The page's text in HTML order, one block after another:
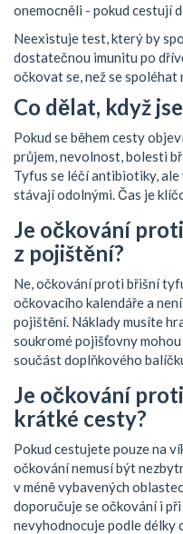
onemocněli - pokud cestují
Neexistuje test, který by
dostatečnou imunitu po
očkovat se, než se spoléhat
Co dělat, když
Pokud se během cesty
průjem, nevolnost, bolesti
Tyfus se léčí antibiotiky,
stávají odolnými. Čas je
Je očkování
z pojištění?
Ne, očkování proti břišní
očkovacího kalendáře a
pojištění. Náklady musíte
soukromé pojišťovny
součást doplňkového
Je očkování
krátké cesty?
Pokud cestujete pouze na
očkování nemusí být
v méně vybavených
doporučuje se očkování i
nevyhodnocuje podle délky